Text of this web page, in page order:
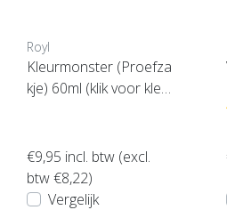
Royl
Kleurmonster (Proefza
kje) 60ml (klik voor kleu
€9,95 incl. btw (excl.
btw €8,22)
Vergelijk